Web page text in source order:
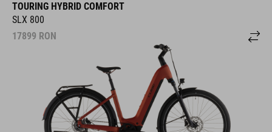
TOURING HYBRID COMFORT
SLX 800
17899 RON